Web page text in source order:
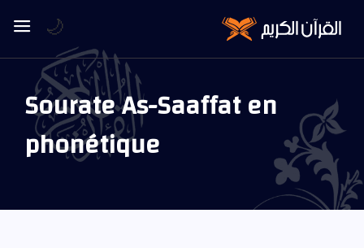
Sourate As-Saaffat en
phonétique
🌙